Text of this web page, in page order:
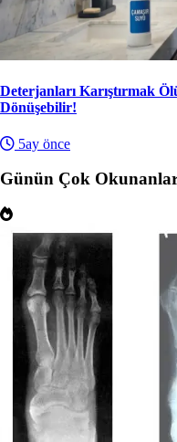
Deterjanları Karıştırmak
Dönüşebilir!
5ay önce
Günün Çok